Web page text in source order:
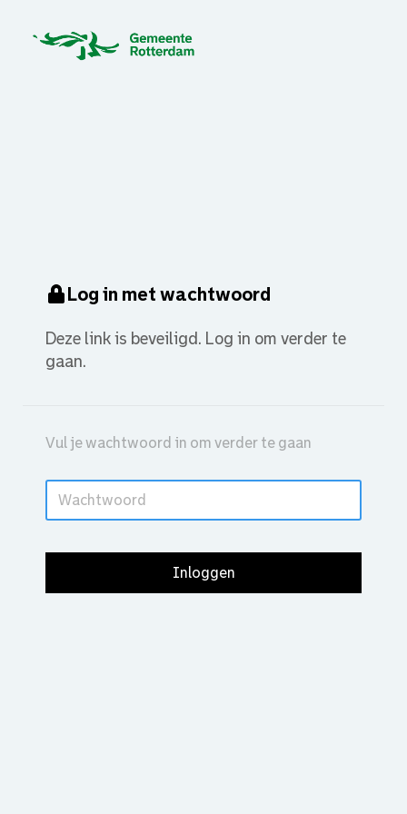
Log in met wachtwoord
Deze link is beveiligd. Log in om verder te
gaan.
Vul je wachtwoord in om verder te gaan